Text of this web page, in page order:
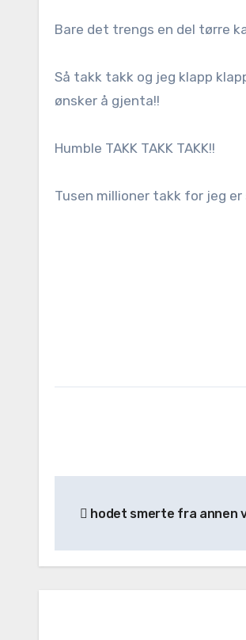
Bare det trengs en del tørre
Så takk takk og jeg klapp
ønsker å gjenta!!
Humble TAKK TAKK TAKK!!
Tusen millioner takk for jeg
navigation
hodet smerte fra annen